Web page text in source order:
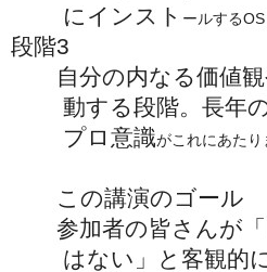
にインスト ールするOS
段階3
自分の内なる価値観
動する段階。長年
プロ意識がこれにあたり
この講演のゴール
参加者の皆さんが「
はない」と客観的